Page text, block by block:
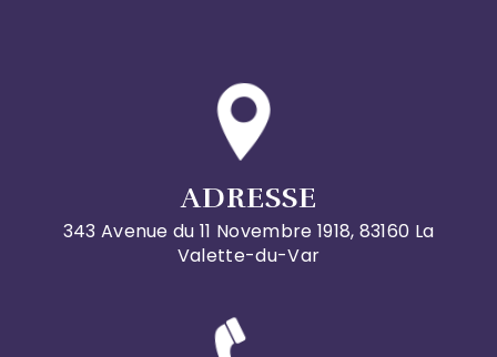
ADRESSE
343 Avenue du 11 Novembre 1918, 83160 La
Valette-du-Var